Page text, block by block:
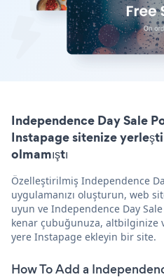
Independence Day Sale
Instapage sitenize
olmamıştı
Özelleştirilmiş Independence
uygulamanızı oluşturun, web
uyun ve Independence Day Sale
kenar çubuğunuza,
yere Instapage ekleyin bir site.
How To Add a